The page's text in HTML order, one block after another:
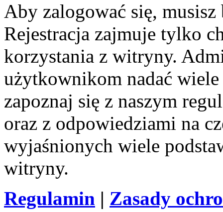
Aby zalogować się,
Rejestracja zajmuje tylko
korzystania z witryny.
użytkownikom nadać
zapoznaj się z naszym
oraz z odpowiedziami na
wyjaśnionych wiele
witryny.
Regulamin | Zasady